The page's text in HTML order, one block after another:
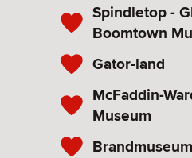
Spindletop -
Boomtown
Gator-land
McFaddin-
Museum